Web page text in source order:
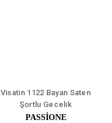
Visatin 1122 Bayan Saten
Şortlu Gecelik
PASSİONE